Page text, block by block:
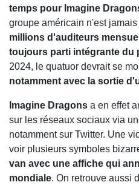
temps pour Imagine
groupe américain n'est
millions d'auditeurs
toujours parti intégrante du
2024, le quatuor devrait se
notamment avec la sortie
Imagine Dragons a en effet
sur les réseaux sociaux via
notamment sur Twitter. Une
voir plusieurs symboles
van avec une affiche qui
mondiale. On retrouve aussi